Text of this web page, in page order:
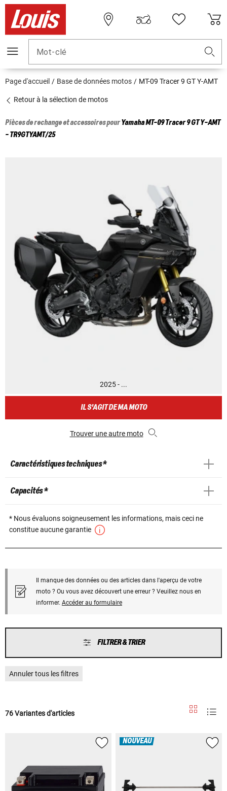
Mot-clé
Page d'accueil Base de données motos MT-09 Tracer 9 GT Y-AMT
Retour à la sélection de motos
Pièces de rechange et accessoires pourYamahaMT-09 Tracer 9 GT Y-AMT
- TR9GTYAMT/25
2025 - ...
IL S'AGIT DE MA MOTO
Trouver une autre moto
Caractéristiques techniques *
Capacités *
* Nous évaluons soigneusement les informations, mais ceci ne
constitue aucune garantie
Il manque des données ou des articles dans l'aperçu de votre
moto ? Ou vous avez découvert une erreur ? Veuillez nous en
informer. Accéder au formulaire
FILTRER & TRIER
Annuler tous les filtres
76 Variantes d'articles
NOUVEAU